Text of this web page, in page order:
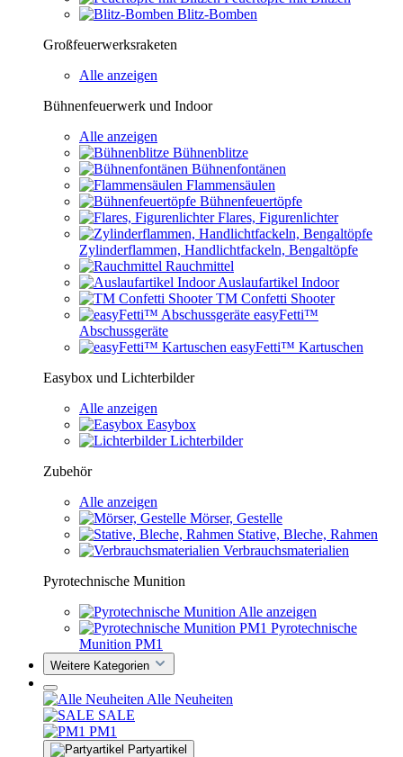
Blitz-Bomben
Großfeuerwerksraketen
Alle anzeigen
Bühnenfeuerwerk und Indoor
Alle anzeigen
Bühnenblitze
Bühnenfontänen
Flammensäulen
Bühnenfeuertöpfe
Flares, Figurenlichter
Zylinderflammen, Handlichtfackeln, Bengaltöpfe
Rauchmittel
Auslaufartikel Indoor
TM Confetti Shooter
easyFetti™
Abschussgeräte
easyFetti™ Kartuschen
Easybox und Lichterbilder
Alle anzeigen
Easybox
Lichterbilder
Zubehör
Alle anzeigen
Mörser, Gestelle
Stative, Bleche, Rahmen
Verbrauchsmaterialien
Pyrotechnische Munition
Alle anzeigen
Pyrotechnische
Munition PM1
Weitere Kategorien
Alle Neuheiten
SALE
PM1
Partyartikel